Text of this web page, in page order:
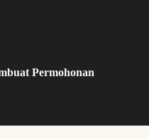
Permohonan